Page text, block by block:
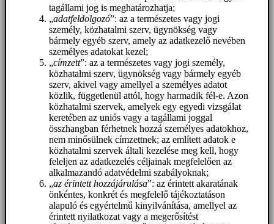
tagállami jog is meghatározhatja;
„adatfeldolgozó”: az a természetes vagy jogi
személy, közhatalmi szerv, ügynökség vagy
bármely egyéb szerv, amely az adatkezelő nevében
személyes adatokat kezel;
„címzett”: az a természetes vagy jogi személy,
közhatalmi szerv, ügynökség vagy bármely egyéb
szerv, akivel vagy amellyel a személyes adatot
közlik, függetlenül attól, hogy harmadik fél-e. Azon
közhatalmi szervek, amelyek egy egyedi vizsgálat
keretében az uniós vagy a tagállami joggal
összhangban férhetnek hozzá személyes adatokhoz,
nem minősülnek címzettnek; az említett adatok e
közhatalmi szervek általi kezelése meg kell, hogy
feleljen az adatkezelés céljainak megfelelően az
alkalmazandó adatvédelmi szabályoknak;
„az érintett hozzájárulása”: az érintett akaratának
önkéntes, konkrét és megfelelő tájékoztatáson
alapuló és egyértelmű kinyilvánítása, amellyel az
érintett nyilatkozat vagy a megerősítést